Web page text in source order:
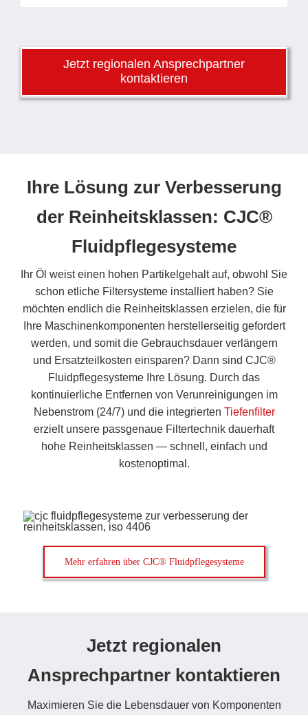
Jetzt regionalen Ansprechpartner
kontaktieren
Ihre Lösung zur Verbesserung
der Reinheitsklassen: CJC®
Fluidpflegesysteme
Ihr Öl weist einen hohen Partikelgehalt auf, obwohl Sie
schon etliche Filtersysteme installiert haben? Sie
möchten endlich die Reinheitsklassen erzielen, die für
Ihre Maschinenkomponenten herstellerseitig gefordert
werden, und somit die Gebrauchsdauer verlängern
und Ersatzteilkosten einsparen? Dann sind CJC®
Fluidpflegesysteme Ihre Lösung. Durch das
kontinuierliche Entfernen von Verunreinigungen im
Nebenstrom (24/7) und die integrierten Tiefenfilter
erzielt unsere passgenaue Filtertechnik dauerhaft
hohe Reinheitsklassen — schnell, einfach und
kostenoptimal.
Mehr erfahren über CJC® Fluidpflegesysteme
Jetzt regionalen
Ansprechpartner kontaktieren
Maximieren Sie die Lebensdauer von Komponenten